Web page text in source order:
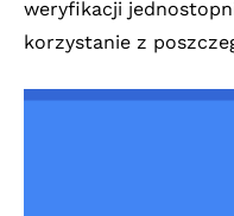
weryfikacji
korzystanie z